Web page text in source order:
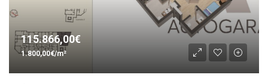
115.866,00€
1.800,00€/m²